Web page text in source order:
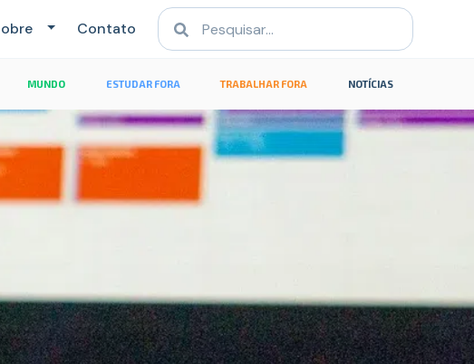
Contato
MUNDO ESTUDAR FORA TRABALHAR FORA NOTÍCIAS